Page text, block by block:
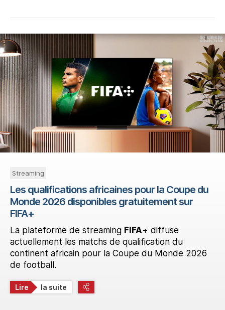
Streaming
Les qualifications africaines pour la Coupe du
Monde 2026 disponibles gratuitement sur
FIFA+
La plateforme de streaming FIFA+ diffuse
actuellement les matchs de qualification du
continent africain pour la Coupe du Monde 2026
de football.
Lire la suite